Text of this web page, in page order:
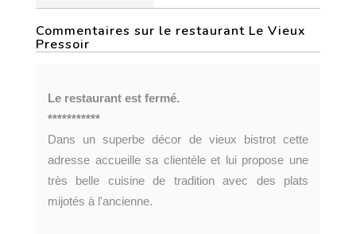
Commentaires sur le restaurant Le Vieux
Pressoir
Le restaurant est fermé.
***********
Dans un superbe décor de vieux bistrot cette
adresse accueille sa clientèle et lui propose une
très belle cuisine de tradition avec des plats
mijotés à l'ancienne.